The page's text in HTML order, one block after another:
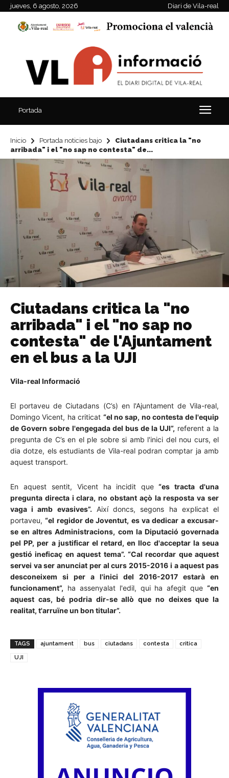
jueves, 6 agosto, 2026 Diari de Vila-real
Portada
Inicio Portada noticies bajo
Ciutadans critica la "no
arribada" i el "no sap no contesta" de...
Ciutadans critica la "no
arribada" i el "no sap no
contesta" de l'Ajuntament
en el bus a la UJI
Vila-real Informació
El portaveu de Ciutadans (C’s) en l'Ajuntament de Vila-real,
Domingo Vicent, ha criticat “el no sap, no contesta de l'equip
de Govern sobre l'engegada del bus de la UJI”, referent a la
pregunta de C’s en el ple sobre si amb l'inici del nou curs, el
dia dotze, els estudiants de Vila-real podran comptar ja amb
aquest transport.
En aquest sentit, Vicent ha incidit que “es tracta d'una
pregunta directa i clara, no obstant açò la resposta va ser
vaga i amb evasives”. Així doncs, segons ha explicat el
portaveu,“el regidor de Joventut, es va dedicar a excusar-
se en altres Administracions, com la Diputació governada
pel PP, per a justificar el retard, en lloc d'acceptar la seua
gestió ineficaç en aquest tema”. “Cal recordar que aquest
servei va ser anunciat per al curs 2015-2016 i a aquest pas
desconeixem si per a l'inici del 2016-2017 estarà en
funcionament”, ha assenyalat l'edil, qui ha afegit que “en
aquest cas, bé podria dir-se allò que no deixes que la
realitat, t'arruïne un bon titular”.
TAGS ajuntament bus ciutadans contesta critica
UJI